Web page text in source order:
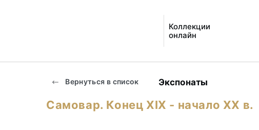
Коллекции
онлайн
Вернуться в список Экспонаты
Самовар. Конец ХIХ - начало ХХ в.